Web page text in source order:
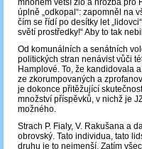
mnohem větší zlo a hrozba pro
úplně „odkopal“: zapomněl na
čím se řídí po desítky let
světí prostředky!“ Aby to tak
Od komunálních a senátních
politických stran nenávist vůči
Hamplové. To, že kandidovala
ze zkorumpovaných a
je dokonce přitěžující
množství příspěvků, v nichž je
možného.
Strach P. Fialy, V. Rakušana a
obrovský. Tato individua, tato
druhu je to nejmenší. Zatím